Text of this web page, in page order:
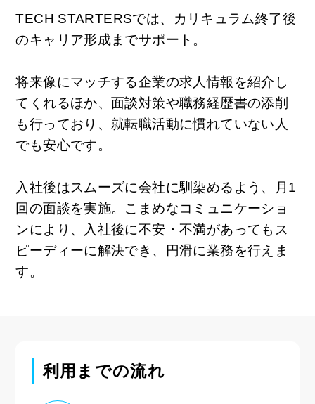
TECH STARTERSでは、カリキュラム終了後
のキャリア形成までサポート。
将来像にマッチする企業の求人情報を紹介し
てくれるほか、面談対策や職務経歴書の添削
も行っており、就転職活動に慣れていない人
でも安心です。
入社後はスムーズに会社に馴染めるよう、月1
回の面談を実施。こまめなコミュニケーショ
ンにより、入社後に不安・不満があってもス
ピーディーに解決でき、円滑に業務を行えま
す。
利用までの流れ